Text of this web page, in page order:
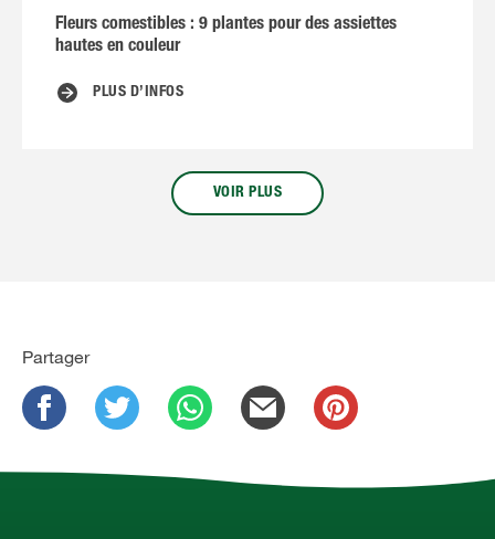
Fleurs comestibles : 9 plantes pour des assiettes
hautes en couleur
PLUS D’INFOS
VOIR PLUS
Partager